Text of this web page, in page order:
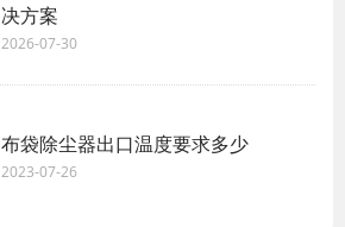
决方案
2026-07-30
布袋除尘器出口温度要求多少
2023-07-26